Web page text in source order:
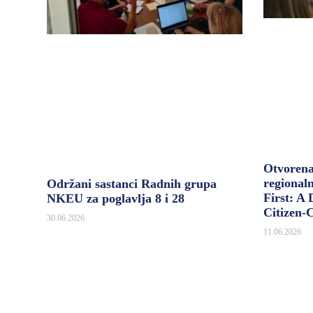
Održani sastanci Radnih grupa
NKEU za poglavlja 8 i 28
30.06.2026
First: A
Citizen-
11.06.2026